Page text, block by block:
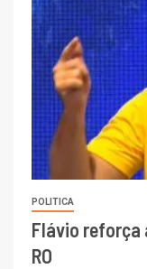
POLITICA
Flávio reforça
RO